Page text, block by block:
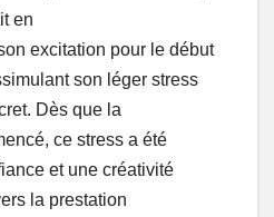
en
excitation pour le début
son léger stress
Dès que la
ce stress a été
et une créativité
la prestation